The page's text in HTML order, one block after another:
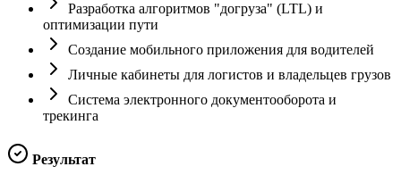
Разработка алгоритмов "догруза" (LTL) и
оптимизации пути
Создание мобильного приложения для водителей
Личные кабинеты для логистов и владельцев грузов
Система электронного документооборота и
трекинга
Результат